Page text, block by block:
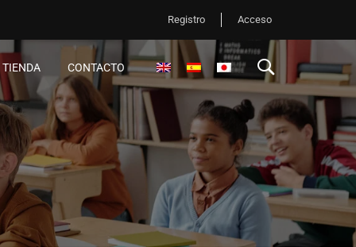
Registro Acceso
TIENDA CONTACTO